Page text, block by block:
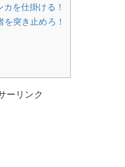
を仕掛ける！
突き止めろ！
ーリンク